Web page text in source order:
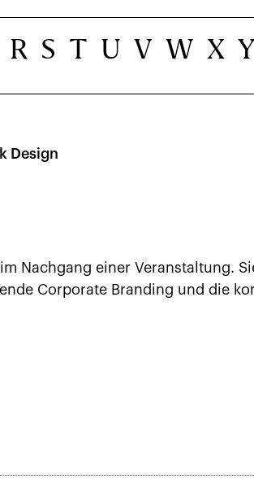
R S T U V W X
Design
Nachgang einer Veranstaltung.
Corporate Branding und die